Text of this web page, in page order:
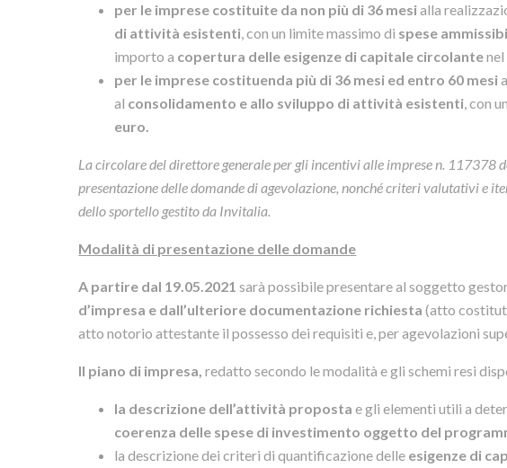
per le imprese costituite da non più di 36 mesialla
di attività esistenti , con un limite massimo di spese
importo a copertura delle esigenze di capitale circolante
per le imprese costituenda più di 36 mesi ed entro 60 mesi
al consolidamento e allo sviluppo di attività esistenti , con
euro.
La circolare del direttore generale per gli incentivi alle imprese n.
presentazione delle domande di agevolazione, nonché criteri valutativi e
dello sportello gestito da Invitalia.
Modalità di presentazione delle domande
A partire dal 19.05.2021 sarà possibile presentare al soggetto
d’impresa e dall’ulteriore documentazione richiesta(atto
atto notorio attestante il possesso dei requisiti e, per agevolazioni
Il piano di impresa,redatto secondo le modalità e gli schemi resi
la descrizione dell’attività propostae gli elementi utili a
coerenza delle spese di investimento oggetto del
la descrizione dei criteri di quantificazione delle esigenze di